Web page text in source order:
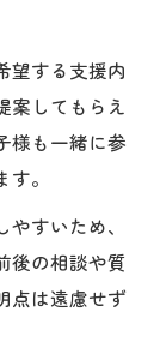
望する支援内
案してもらえ
様も一緒に参
。
すいため、
後の相談や質
点は遠慮せず